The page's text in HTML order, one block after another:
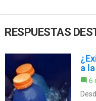
RESPUESTAS
a
6